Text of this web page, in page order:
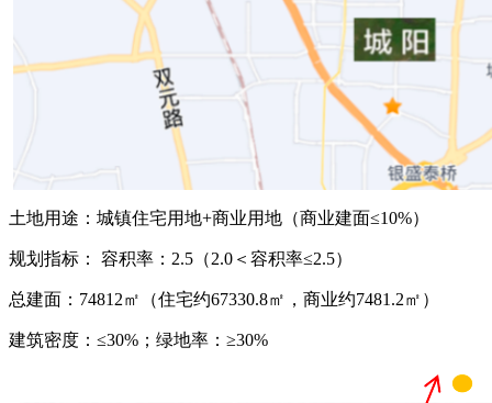
土地用途：城镇住宅用地+商业用地（商业建面≤10%）
规划指标： 容积率：2.5（2.0＜容积率≤2.5）
总建面：74812㎡（住宅约67330.8㎡，商业约7481.2㎡）
建筑密度：≤30%；绿地率：≥30%